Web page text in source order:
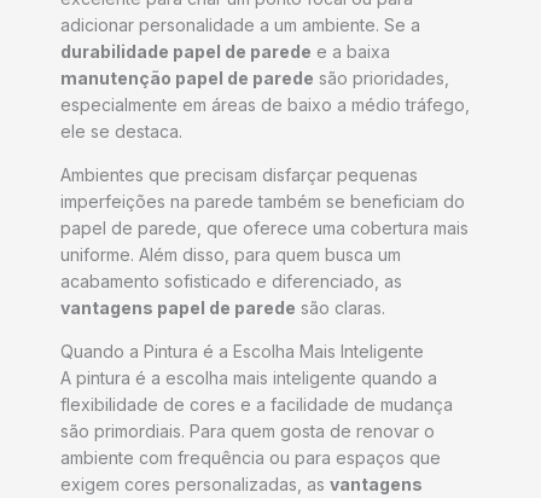
adicionar personalidade a um ambiente. Se a
durabilidade papel de parede e a baixa
manutenção papel de parede são prioridades,
especialmente em áreas de baixo a médio tráfego,
ele se destaca.
Ambientes que precisam disfarçar pequenas
imperfeições na parede também se beneficiam do
papel de parede, que oferece uma cobertura mais
uniforme. Além disso, para quem busca um
acabamento sofisticado e diferenciado, as
vantagens papel de parede são claras.
Quando a Pintura é a Escolha Mais Inteligente
A pintura é a escolha mais inteligente quando a
flexibilidade de cores e a facilidade de mudança
são primordiais. Para quem gosta de renovar o
ambiente com frequência ou para espaços que
exigem cores personalizadas, as vantagens